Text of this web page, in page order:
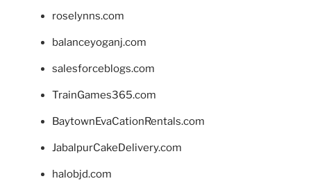
roselynns.com
balanceyoganj.com
salesforceblogs.com
TrainGames365.com
BaytownEvaCationRentals.com
JabalpurCakeDelivery.com
halobjd.com